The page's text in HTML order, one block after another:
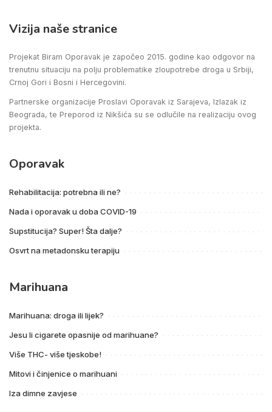
Vizija naše stranice
Projekat Biram Oporavak je započeo 2015. godine kao odgovor na
trenutnu situaciju na polju problematike zloupotrebe droga u Srbiji,
Crnoj Gori i Bosni i Hercegovini.
Partnerske organizacije Proslavi Oporavak iz Sarajeva, Izlazak iz
Beograda, te Preporod iz Nikšića su se odlučile na realizaciju ovog
projekta.
Oporavak
Rehabilitacija: potrebna ili ne?
Nada i oporavak u doba COVID-19
Supstitucija? Super! Šta dalje?
Osvrt na metadonsku terapiju
Marihuana
Marihuana: droga ili lijek?
Jesu li cigarete opasnije od marihuane?
Više THC- više tjeskobe!
Mitovi i činjenice o marihuani
Iza dimne zavjese